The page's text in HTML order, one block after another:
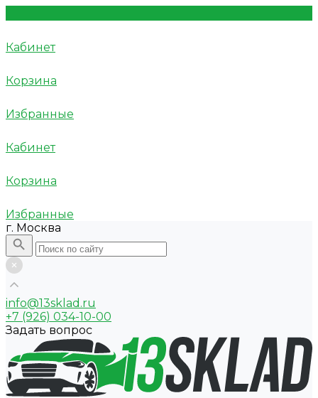
Кабинет
Корзина
Избранные
Кабинет
Корзина
Избранные
г. Москва
info@13sklad.ru
+7 (926) 034-10-00
Задать вопрос